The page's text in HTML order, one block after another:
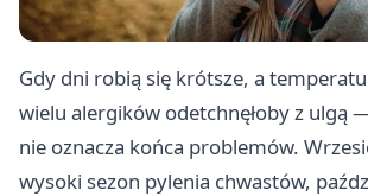
Gdy dni robią się krótsze, a
wielu alergików odetchnęłoby z ulgą
nie oznacza końca problemów.
wysoki sezon pylenia chwastów,